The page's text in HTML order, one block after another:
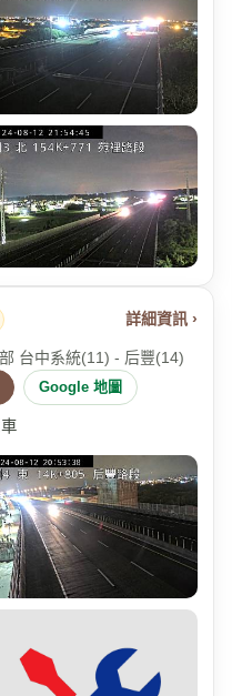
詳細資訊 ›
台中系統(11) - 后豐(14)
Google 地圖